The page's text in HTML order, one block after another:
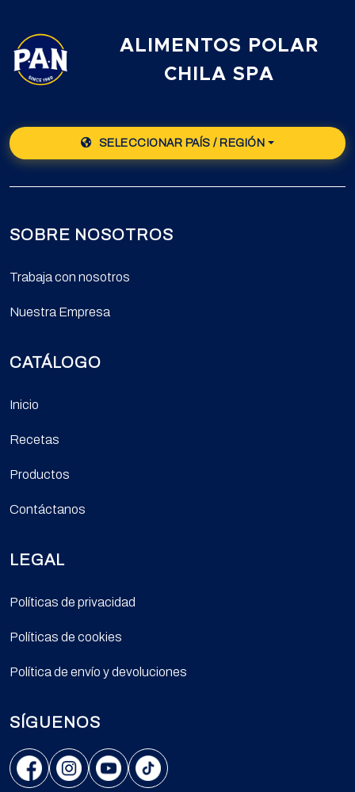
ALIMENTOS POLAR
CHILA SPA
SELECCIONAR PAÍS / REGIÓN
SOBRE NOSOTROS
Trabaja con nosotros
Nuestra Empresa
CATÁLOGO
Inicio
Recetas
Productos
Contáctanos
LEGAL
Políticas de privacidad
Políticas de cookies
Política de envío y devoluciones
SÍGUENOS